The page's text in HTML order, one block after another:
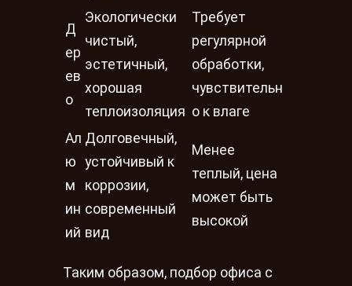
Д
ер
ев
о
Экологически
чистый,
эстетичный,
хорошая
теплоизоляция
Требует
регулярной
обработки,
чувствительн
о к влаге
Ал
ю
м
ин
ий
Долговечный,
устойчивый к
коррозии,
современный
вид
Менее
теплый, цена
может быть
высокой
Таким образом, подбор офиса с